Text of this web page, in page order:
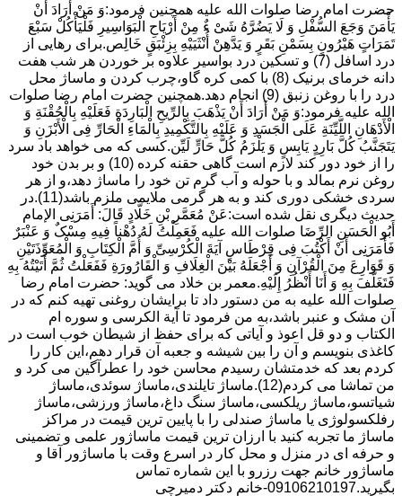
حضرت امام رضا صلوات الله علیه همچنین فرمود:وَ مَنْ أَرَادَ أَنْ
یَأْمَنَ وَجَعَ السُّفْلِ وَ لَا یَضُرَّهُ شَیْ ءٌ مِنْ أَرْیَاحِ الْبَوَاسِیرِ فَلْیَأْکُلْ سَبْعَ
تَمَرَاتٍ هَیْرُونٍ بِسَمْنِ بَقَرٍ وَ یَدَّهِنْ أُنْثَیَیْهِ بِزِئْبَقٍ خَالِص.برای رهایی از
درد اسافل (7) و تسکین درد بواسیر علاوه بر خوردن هر شب هفت
دانه خرمای برنیک (8) با کمی کره گاو،چرب کردن و ماساژ محل
درد را با روغن زنبق (9) انجام دهد.همچنین حضرت امام رضا صلوات
الله علیه فرمود:وَ مَنْ أَرَادَ أَنْ یَذْهَبَ بِالرِّیحِ الْبَارِدَةِ فَعَلَیْهِ بِالْحُقْنَةِ وَ
الْأَدْهَانِ اللَّیِّنَةِ عَلَى الْجَسَدِ وَ عَلَیْهِ بِالتَّکْمِیدِ بِالْمَاءِ الْحَارِّ فِی الْأَبْزَنِ وَ
یَتَجَنَّبُ کُلَّ بَارِدٍ یَابِسٍ وَ یَلْزَمُ کُلَّ حَارٍّ لَیِّن.کسی که می خواهد باد سرد
را از خود دور کند لازم است گاهی حقنه کرده (10) و بر بدن خود
روغن نرم بمالد و با حوله و آب گرم تن خود را ماساژ دهد،و از هر
سردی خشکی دوری کند و به هر گرمی ملایمی ملزم باشد(11).در
حدیث دیگری نقل شده است:عَنْ مُعَمَّرِ بْنِ خَلَّادٍ قَالَ: أَمَرَنِی الإمام
أَبُو الْحَسَنِ الرِّضَا صلوات الله علیه فَعَمِلْتُ لَهُ دُهْناً فِیهِ مِسْکٌ وَ عَنْبَرٌ
فَأَمَرَنِی أَنْ أَکْتُبَ فِی قِرْطَاسٍ آیَةَ الْکُرْسِیِّ وَ أُمَّ الْکِتَابِ وَ الْمُعَوِّذَتَیْنِ
وَ قَوَارِعَ مِنَ الْقُرْآنِ وَ أَجْعَلَهُ بَیْنَ الْغِلَافِ وَ الْقَارُورَةِ فَفَعَلْتُ ثُمَّ أَتَیْتُهُ بِهِ
فَتَغَلَّفَ بِهِ وَ أَنَا أَنْظُرُ إِلَیْهِ.معمر بن خلاد می گوید: حضرت امام رضا
صلوات الله علیه به من دستور داد تا برایشان روغنى تهیه کنم که در
آن مشک و عنبر باشد،به من فرمود تا آیة الکرسى و سوره ام
الکتاب و دو قل اعوذ و آیاتى که براى حفظ از شیطان خوب است در
کاغذى بنویسم و آن را بین شیشه و جعبه آن قرار دهم،این کار را
کردم بعد که خدمتشان رسیدم محاسن خود را عطرآگین می کرد و
من تماشا می کردم(12).ماساژ تایلندی،ماساژ سوئدی،ماساژ
شیاتسو،ماساژ ریلکسی،ماساژ سنگ داغ،ماساژ ورزشی،ماساژ
رفلکسولوژی یا ماساژ صندلی را با پایین ترین قیمت در مراکز
ماساژ ما تجربه کنید با ارزان ترین قیمت ماساژور علمی و تضمینی
و حرفه ای در منزل و محل کار در اسرع وقت با ماساژور آقا و
ماساژور خانم جهت رزرو با این شماره تماس
بگیرید.09106210197-خانم دکتر دمیرچی